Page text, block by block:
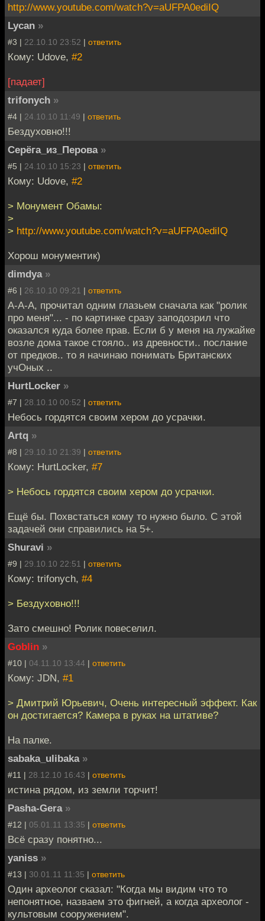
http://www.youtube.com/watch?v=aUFPA0ediIQ
Lycan »
#3 | 22.10.10 23:52 | ответить
Кому: Udove, #2
[падает]
trifonych »
#4 | 24.10.10 11:49 | ответить
Бездуховно!!!
Серёга_из_Перова »
#5 | 24.10.10 15:23 | ответить
Кому: Udove, #2
> Монумент Обамы:
>
> http://www.youtube.com/watch?v=aUFPA0ediIQ
Хорош монументик)
dimdya »
#6 | 26.10.10 09:21 | ответить
А-А-А, прочитал одним глазьем сначала как "ролик
про меня"... - по картинке сразу заподозрил что
оказался куда более прав. Если б у меня на лужайке
возле дома такое стояло.. из древности.. послание
от предков.. то я начинаю понимать Британских
учОных ..
HurtLocker »
#7 | 28.10.10 00:52 | ответить
Небось гордятся своим хером до усрачки.
Artq »
#8 | 29.10.10 21:39 | ответить
Кому: HurtLocker, #7
> Небось гордятся своим хером до усрачки.
Ещё бы. Похвстаться кому то нужно было. С этой
задачей они справились на 5+.
Shuravi »
#9 | 29.10.10 22:51 | ответить
Кому: trifonych, #4
> Бездуховно!!!
Зато смешно! Ролик повеселил.
Goblin »
#10 | 04.11.10 13:44 | ответить
Кому: JDN, #1
> Дмитрий Юрьевич, Очень интересный эффект. Как
он достигается? Камера в руках на штативе?
На палке.
sabaka_ulibaka »
#11 | 28.12.10 16:43 | ответить
истина рядом, из земли торчит!
Pasha-Gera »
#12 | 05.01.11 13:35 | ответить
Всё сразу понятно...
yaniss »
#13 | 30.01.11 11:35 | ответить
Один археолог сказал: "Когда мы видим что то
непонятное, назваем это фигней, а когда археолог -
культовым сооружением".